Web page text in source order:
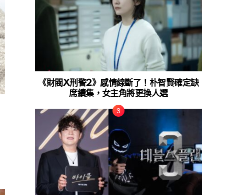
《財閥X刑警2》感情線斷了！朴智賢確定缺
席續集，女主角將更換人選